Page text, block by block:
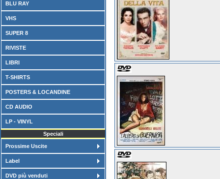
BLU RAY
VHS
SUPER 8
RIVISTE
LIBRI
T-SHIRTS
POSTERS & LOCANDINE
CD AUDIO
LP - VINYL
Speciali
Prossime Uscite
Label
DVD più venduti